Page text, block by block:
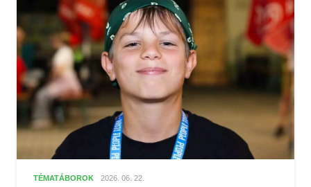
TÉMATÁBOROK 2026. 06. 22.